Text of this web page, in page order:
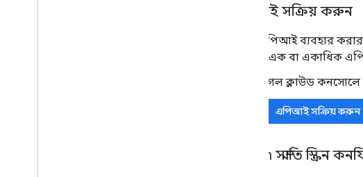
এপিআই সক্রিয় করুন
গুগল এপিআই ব্যবহার
প্রজেক্টে এক বা একাধিক
গুগল ক্লাউড
এপিআই সক্রিয় করুন
OAuth সম্মতি স্ক্রিন